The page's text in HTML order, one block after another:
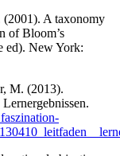
A taxonomy
of Bloom’s
ed). New York:
M. (2013).